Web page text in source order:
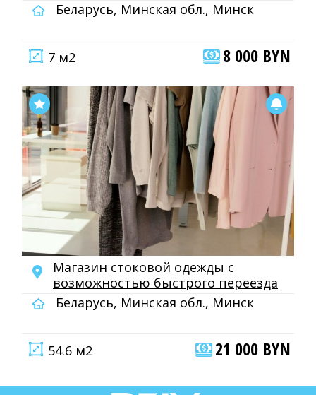
Беларусь, Минская обл., Минск
7 м2 8 000 BYN
Магазин стоковой одежды с
возможностью быстрого переезда
Беларусь, Минская обл., Минск
54.6 м2 21 000 BYN